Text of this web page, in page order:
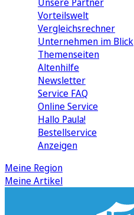
Vorteilswelt
Vergleichsrechner
Unternehmen im Blick
Themenseiten
Altenhilfe
Newsletter
Service FAQ
Online Service
Hallo Paula!
Bestellservice
Anzeigen
Meine Region
Meine Artikel